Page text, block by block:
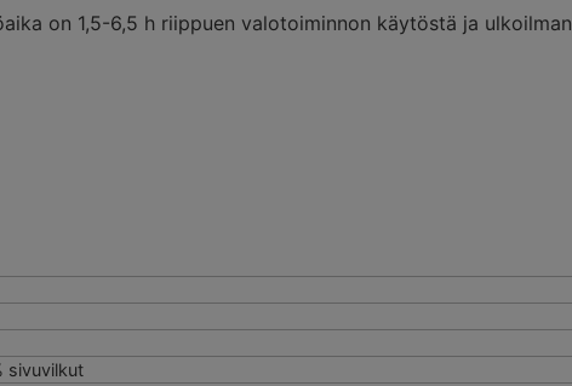
on 1,5-6,5 h riippuen valotoiminnon käytöstä ja ulkoilman
sivuvilkut